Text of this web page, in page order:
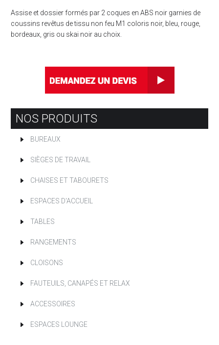
Assise et dossier formés par 2 coques en ABS noir garnies de
coussins revêtus de tissu non feu M1 coloris noir, bleu, rouge,
bordeaux, gris ou skai noir au choix.
NOS PRODUITS
BUREAUX
SIÈGES DE TRAVAIL
CHAISES ET TABOURETS
ESPACES D'ACCUEIL
TABLES
RANGEMENTS
CLOISONS
FAUTEUILS, CANAPÉS ET RELAX
ACCESSOIRES
ESPACES LOUNGE